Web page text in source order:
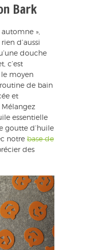
Bark
automne »,
d’aussi
douche
c’est
moyen
de bain
et
essentielle
goutte d’huile
notre base de
des